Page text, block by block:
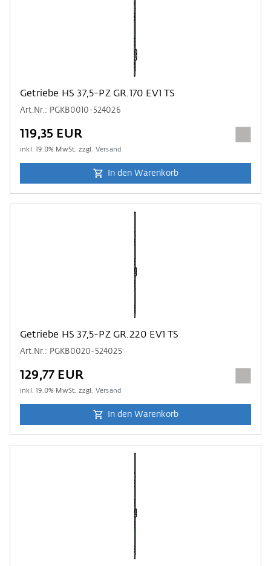
Getriebe HS 37,5-PZ GR.170 EV1 TS
Art.Nr.: PGKB0010-524026
119,35 EUR
inkl.19.0% MwSt. zzgl. Versand
In den Warenkorb
Getriebe HS 37,5-PZ GR.220 EV1 TS
Art.Nr.: PGKB0020-524025
129,77 EUR
inkl.19.0% MwSt. zzgl. Versand
In den Warenkorb